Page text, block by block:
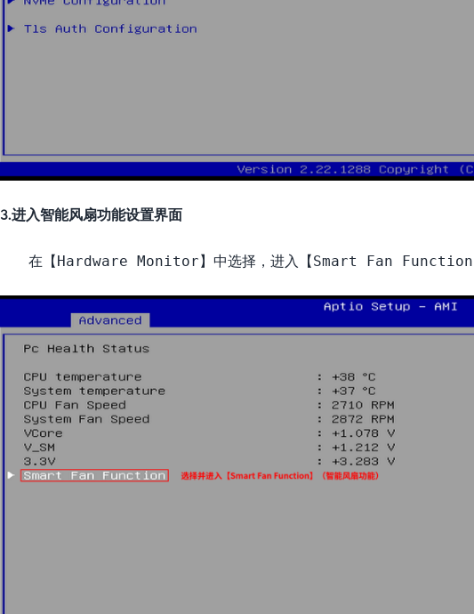
3.进入智能风扇功能设置界面
在【Hardware Monitor】中选择，进入【Smart Fan Function